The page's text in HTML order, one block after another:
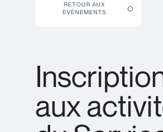
RETOUR AUX
ÉVÉNEMENTS
aux